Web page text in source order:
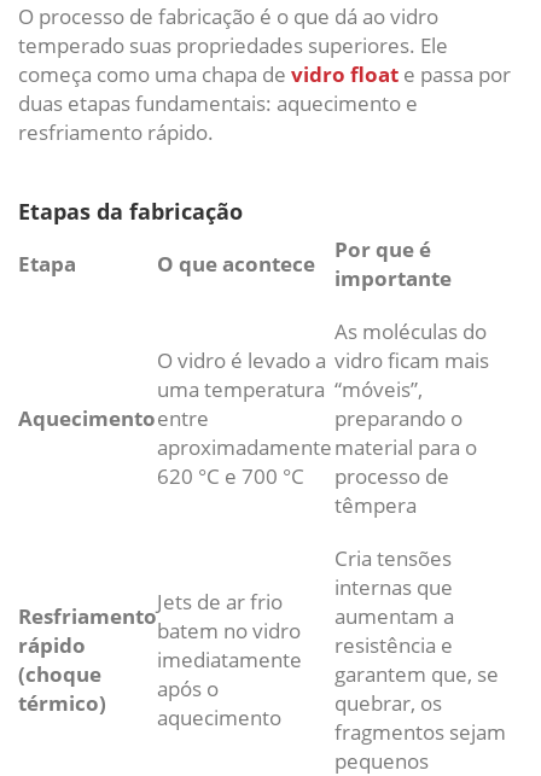
O processo de fabricação é o que dá ao vidro
temperado suas propriedades superiores. Ele
começa como uma chapa de vidro float e passa por
duas etapas fundamentais: aquecimento e
resfriamento rápido.
Etapas da fabricação
Etapa O que acontece
Por que é
importante
Aquecimento
O vidro é levado a
uma temperatura
entre
aproximadamente
620 °C e 700 °C
As moléculas do
vidro ficam mais
“móveis”,
preparando o
material para o
processo de
têmpera
Resfriamento
rápido
(choque
térmico)
Jets de ar frio
batem no vidro
imediatamente
após o
aquecimento
Cria tensões
internas que
aumentam a
resistência e
garantem que, se
quebrar, os
fragmentos sejam
pequenos